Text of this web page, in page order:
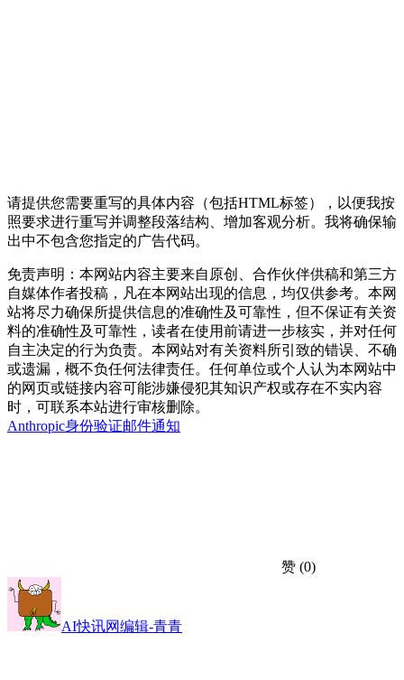
请提供您需要重写的具体内容（包括HTML标签），以便我按
照要求进行重写并调整段落结构、增加客观分析。我将确保输
出中不包含您指定的广告代码。
免责声明：本网站内容主要来自原创、合作伙伴供稿和第三方
自媒体作者投稿，凡在本网站出现的信息，均仅供参考。本网
站将尽力确保所提供信息的准确性及可靠性，但不保证有关资
料的准确性及可靠性，读者在使用前请进一步核实，并对任何
自主决定的行为负责。本网站对有关资料所引致的错误、不确
或遗漏，概不负任何法律责任。任何单位或个人认为本网站中
的网页或链接内容可能涉嫌侵犯其知识产权或存在不实内容
时，可联系本站进行审核删除。
Anthropic身份验证邮件通知
赞 (0)
AI快讯网编辑-青青